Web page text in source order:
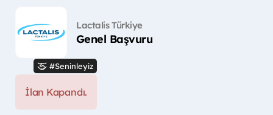
Lactalis Türkiye
Genel Başvuru
#Seninleyiz
İlan Kapandı.